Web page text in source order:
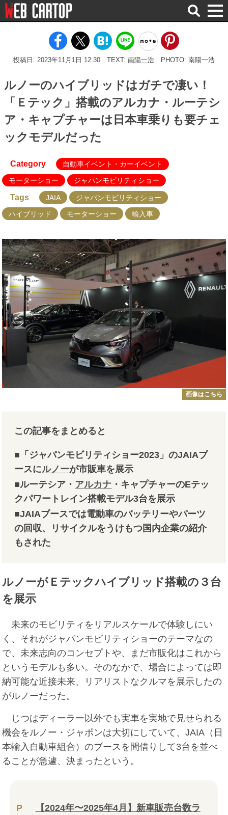
検
索
投稿日: 2023年11月1日 12:30 TEXT: 南陽一浩 PHOTO: 南陽一浩
ルノーのハイブリッドはガチで凄い！
「Ｅテック」搭載のアルカナ・ルーテシ
ア・キャプチャーは日本車乗りも要チェ
ックモデルだった
Category
自動車イベント・カーイベント
モーターショー
ジャパンモビリティショー
Tags JAIA
ジャパンモビリティショー
ハイブリッド
モーターショー 輸入車
画像はこちら
この記事をまとめると
■「ジャパンモビリティショー2023」のJAIAブ
ースにルノーが市販車を展示
■ルーテシア・ アルカナ ・キャプチャーのEテッ
クパワートレイン搭載モデル3台を展示
■JAIAブースでは電動車のバッテリーやパーツ
の回収、リサイクルをうけもつ国内企業の紹介
もされた
ルノーがＥテックハイブリッド搭載の３台
を展示
未来のモビリティをリアルスケールで体験しにい
く、それがジャパンモビリティショーのテーマなの
で、未来志向のコンセプトや、まだ市販化はこれから
というモデルも多い。そのなかで、場合によっては即
納可能な近接未来、リアリストなクルマを展示したの
がルノーだった。
じつはディーラー以外でも実車を実地で見せられる
機会をルノー・ジャポンは大切にしていて、JAIA（日
本輸入自動車組合）のブースを間借りして3台を並べ
ることが急遽、決まったという。
P
【2024年〜2025年4月】新車販売台数ラ